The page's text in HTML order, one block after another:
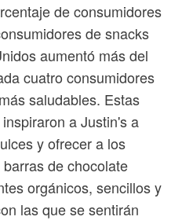
de consumidores
de snacks
aumentó más del
cuatro consumidores
saludables. Estas
a Justin's a
y ofrecer a los
de chocolate
orgánicos, sencillos y
las que se sentirán